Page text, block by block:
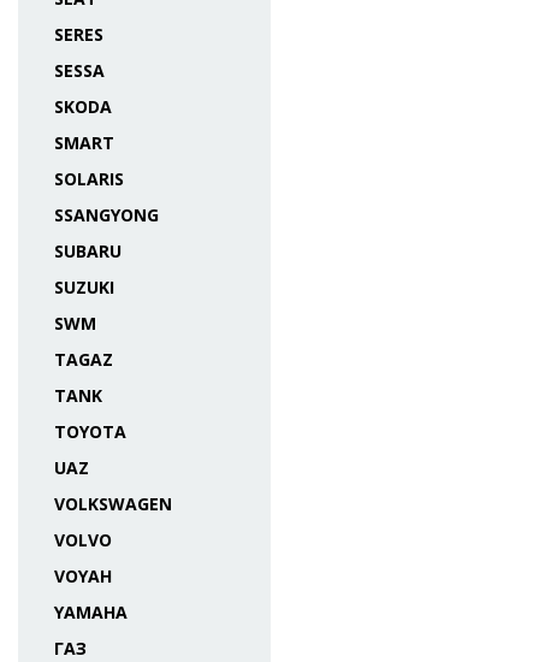
SERES
SESSA
SKODA
SMART
SOLARIS
SSANGYONG
SUBARU
SUZUKI
SWM
TAGAZ
TANK
TOYOTA
UAZ
VOLKSWAGEN
VOLVO
VOYAH
YAMAHA
ГАЗ